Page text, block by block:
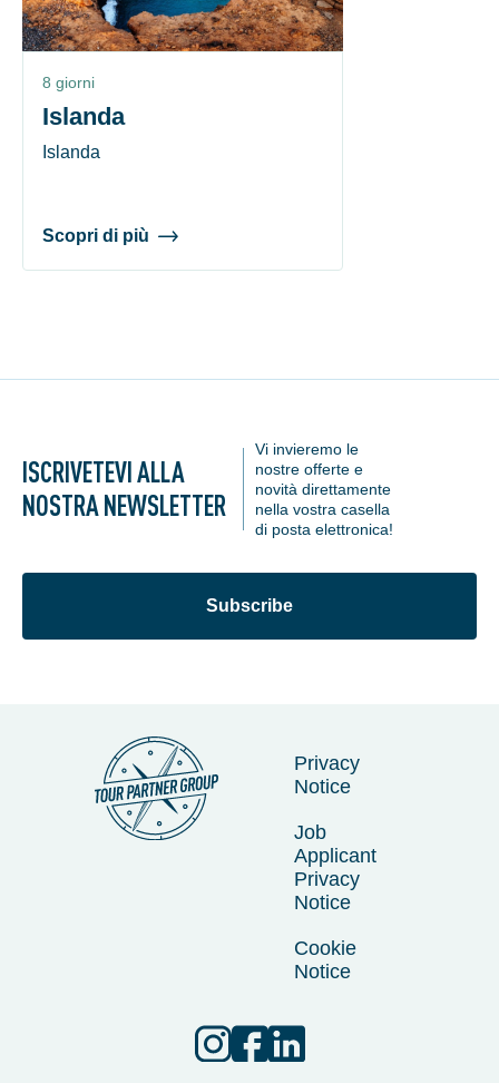
8 giorni
Islanda
Islanda
Scopri di più
ISCRIVETEVI ALLA
NOSTRA NEWSLETTER
Vi invieremo le
nostre offerte e
novità direttamente
nella vostra casella
di posta elettronica!
Subscribe
Privacy
Notice
Job
Applicant
Privacy
Notice
Cookie
Notice